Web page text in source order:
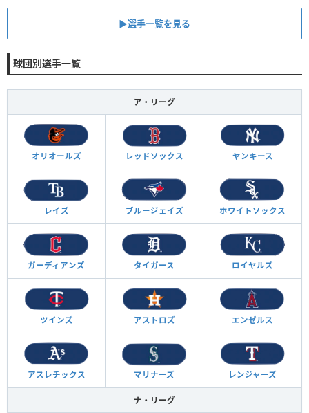
▶︎選手一覧を見る
球団別選手一覧
ア・リーグ
オリオールズ レッドソックス ヤンキース
レイズ ブルージェイズ ホワイトソックス
ガーディアンズ タイガース ロイヤルズ
ツインズ アストロズ エンゼルス
アスレチックス マリナーズ レンジャーズ
ナ・リーグ